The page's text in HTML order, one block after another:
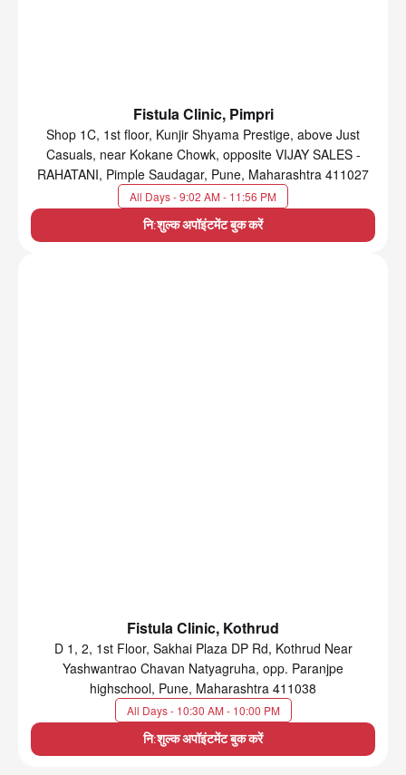
Fistula Clinic, Pimpri
Shop 1C, 1st floor, Kunjir Shyama Prestige, above Just
Casuals, near Kokane Chowk, opposite VIJAY SALES -
RAHATANI, Pimple Saudagar, Pune, Maharashtra 411027
All Days - 9:02 AM - 11:56 PM
नि:शुल्क अपॉइंटमेंट बुक करें
Fistula Clinic, Kothrud
D 1, 2, 1st Floor, Sakhai Plaza DP Rd, Kothrud Near
Yashwantrao Chavan Natyagruha, opp. Paranjpe
highschool, Pune, Maharashtra 411038
All Days - 10:30 AM - 10:00 PM
नि:शुल्क अपॉइंटमेंट बुक करें